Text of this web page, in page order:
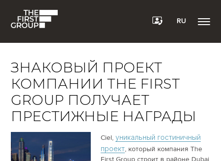
RU
ЗНАКОВЫЙ ПРОЕКТ
КОМПАНИИ THE FIRST
GROUP ПОЛУЧАЕТ
ПРЕСТИЖНЫЕ НАГРАДЫ
Ciel, уникальный гостиничный
проект, который компания The